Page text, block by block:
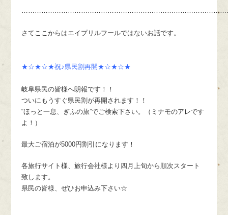
さてここからはエイプリルフールではないお話です。
★☆★☆★祝♪県民割再開★☆★☆★
岐阜県民の皆様へ朗報です！！
ついにもうすぐ県民割が再開されます！！
“ほっと一息、ぎふの旅”でご検索下さい。（ミナモのアレです
よ！）
最大ご宿泊が5000円割引になります！
各旅行サイト様、旅行会社様より四月上旬から順次スタート
致します。
県民の皆様、ぜひお申込み下さい☆